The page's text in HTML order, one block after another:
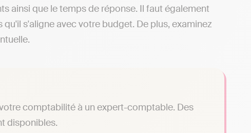
ainsi que le temps de réponse. Il faut également
s'aligne avec votre budget. De plus, examinez
comptabilité à un expert-comptable. Des
disponibles.